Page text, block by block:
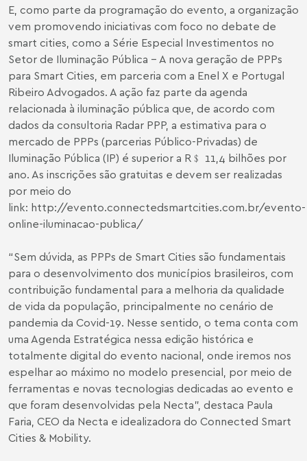
E, como parte da programação do evento, a organização
vem promovendo iniciativas com foco no debate de
smart cities, como a Série Especial Investimentos no
Setor de Iluminação Pública – A nova geração de PPPs
para Smart Cities, em parceria com a Enel X e Portugal
Ribeiro Advogados. A ação faz parte da agenda
relacionada à iluminação pública que, de acordo com
dados da consultoria Radar PPP, a estimativa para o
mercado de PPPs (parcerias Público-Privadas) de
Iluminação Pública (IP) é superior a R﹩ 11,4 bilhões por
ano. As inscrições são gratuitas e devem ser realizadas
por meio do
link: http://evento.connectedsmartcities.com.br/evento-
online-iluminacao-publica/
“Sem dúvida, as PPPs de Smart Cities são fundamentais
para o desenvolvimento dos municípios brasileiros, com
contribuição fundamental para a melhoria da qualidade
de vida da população, principalmente no cenário de
pandemia da Covid-19. Nesse sentido, o tema conta com
uma Agenda Estratégica nessa edição histórica e
totalmente digital do evento nacional, onde iremos nos
espelhar ao máximo no modelo presencial, por meio de
ferramentas e novas tecnologias dedicadas ao evento e
que foram desenvolvidas pela Necta”, destaca Paula
Faria, CEO da Necta e idealizadora do Connected Smart
Cities & Mobility.